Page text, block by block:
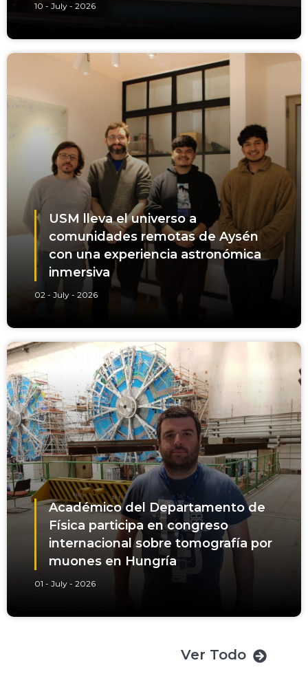
10 - July - 2026
USM lleva el universo a
comunidades remotas de Aysén
con una experiencia astronómica
inmersiva
02 - July - 2026
Académico del Departamento de
Física participa en congreso
internacional sobre tomografía por
muones en Hungría
01 - July - 2026
Ver Todo